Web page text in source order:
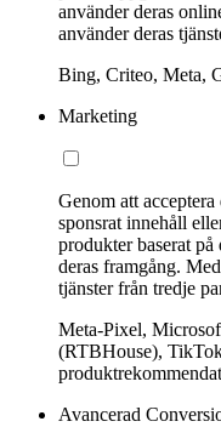
använder deras
använder deras
Bing, Criteo, Meta,
Marketing
Genom att
sponsrat innehåll
produkter baserat
deras framgång.
tjänster från tredje
Meta-Pixel,
(RTBHouse),
Avancerad